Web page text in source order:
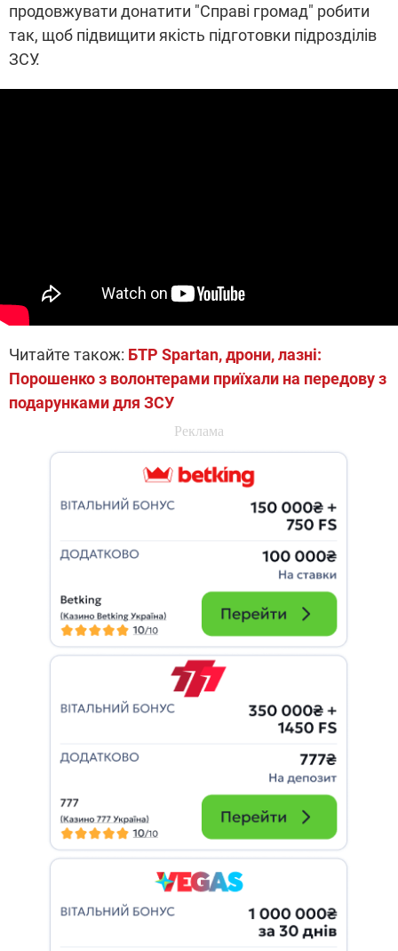
продовжувати донатити "Справі громад" робити
так, щоб підвищити якість підготовки підрозділів
ЗСУ.
Читайте також: БТР Spartan, дрони, лазні:
Порошенко з волонтерами приїхали на передову з
подарунками для ЗСУ